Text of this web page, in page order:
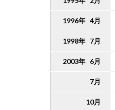
1996年 4月
1998年 7月
2003年 6月
7月
10月